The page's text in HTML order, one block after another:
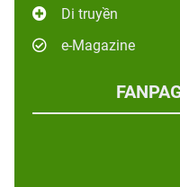
Di truyền
e-Magazine